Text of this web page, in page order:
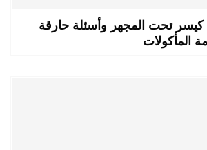
تحت المجهر وأسئلة حارقة
المأكولات